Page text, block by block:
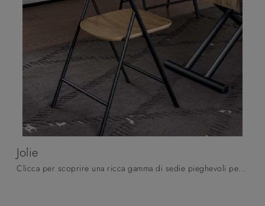
Jolie
Clicca per scoprire una ricca gamma di sedie pieghevoli per stanze moderne: il modello Jolie di Altacom ti aspetta!